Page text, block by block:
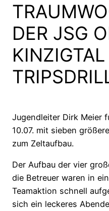
DER JSG
Jugendleiter Dirk Meier
10.07. mit sieben
zum Zeltaufbau.
Der Aufbau der vier
die Betreuer waren in
Teamaktion schnell
sich ein leckeres